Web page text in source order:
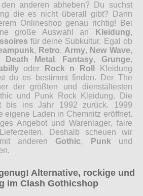
anderen abheben? Du suchst
die es nicht überall gibt? Dann
Onlineshop genau richtig! Bei
große Auswahl an
Kleidung,
für deine Subkultur. Egal ob
, Retro, Army, New Wave,
Death Metal , Fantasy, Grunge,
oder Rock n Roll
Kleidung
du es bestimmt finden. Der The
der größten und dienstältesten
und Punk Rock Kleidung. Die
bis ins Jahr 1992 zurück. 1999
eigene Laden in Chemnitz eröffnet.
Angebot und Warenlager, faire
Deshalb scheuen wir
anderen Gothic, Punk und
Alternative, rockige und
im Clash Gothicshop